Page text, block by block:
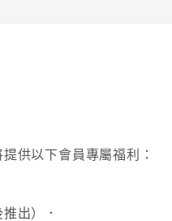
供以下會員專屬福利：
出）．